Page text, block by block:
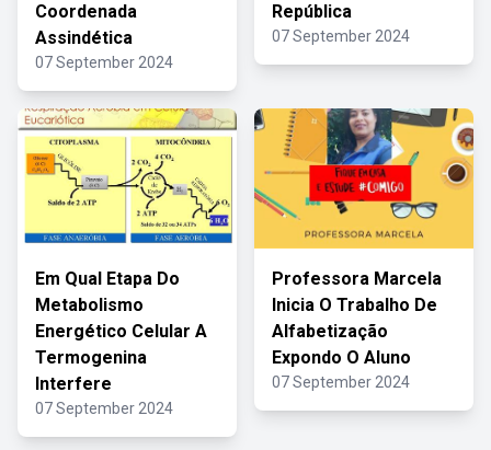
Coordenada
Assindética
07 September 2024
República
07 September 2024
Em Qual Etapa Do
Metabolismo
Energético Celular A
Termogenina
Interfere
07 September 2024
Professora Marcela
Inicia O Trabalho De
Alfabetização
Expondo O Aluno
07 September 2024